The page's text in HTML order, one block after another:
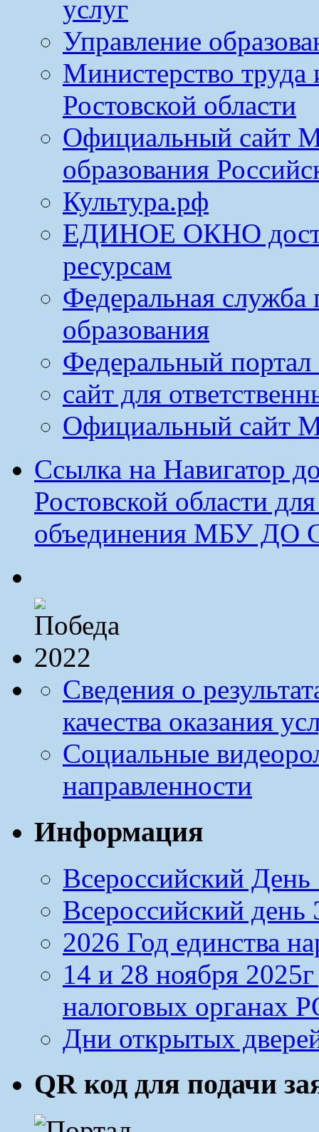
услуг
Управление
Министерство труда
Ростовской области
Официальный сайт
образования
Культура.рф
ЕДИНОЕ ОКНО
ресурсам
Федеральная служба
образования
Федеральный портал
сайт для
Официальный сайт
Ссылка на Навигатор
Ростовской области
объединения МБУ ДО
Сведения о
качества оказания
Социальные
направленности
Информация
Всероссийский День
Всероссийский день
2026 Год единства
14 и 28 ноября
налоговых органах
Дни открытых
QR код для подачи